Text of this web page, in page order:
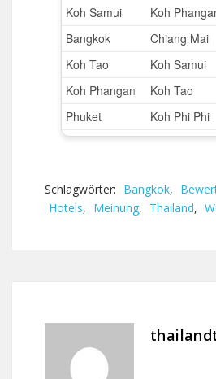
Schlagwörter: Bangkok,
Hotels, Meinung, Thailand,